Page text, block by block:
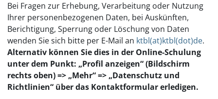
Bei Fragen zur Erhebung, Verarbeitung oder Nutzung
Ihrer personenbezogenen Daten, bei Auskünften,
Berichtigung, Sperrung oder Löschung von Daten
wenden Sie sich bitte per E-Mail an ktbl(at)ktbl(dot)de.
Alternativ können Sie dies in der Online-Schulung
unter dem Punkt: „Profil anzeigen“ (Bildschirm
rechts oben) => „Mehr“ => „Datenschutz und
Richtlinien“ über das Kontaktformular erledigen.